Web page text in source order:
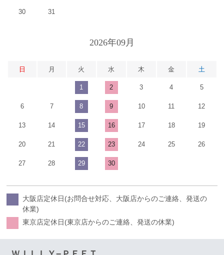
30 31
2026年09月
日 月 火 水 木 金 土
1 2 3 4 5
6 7 8 9 10 11 12
13 14 15 16 17 18 19
20 21 22 23 24 25 26
27 28 29 30
大阪店定休日(お問合せ対応、大阪店からのご連絡、発送の
休業)
東京店定休日(東京店からのご連絡、発送の休業)